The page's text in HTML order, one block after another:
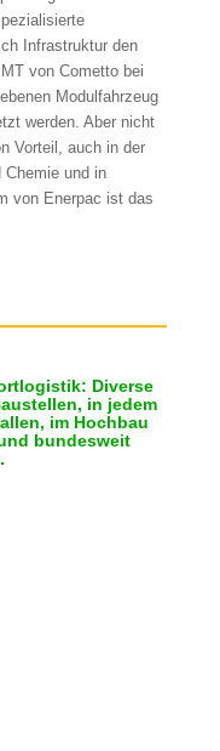
Infrastruktur den
von Cometto bei
Modulfahrzeug
werden. Aber nicht
Vorteil, auch in der
Chemie und in
von Enerpac ist das
Diverse
in jedem
im Hochbau
bundesweit